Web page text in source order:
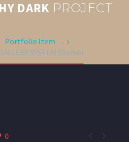
DARK PROJECT
Portfolio Item
SYSTEM (Demo)
 
0